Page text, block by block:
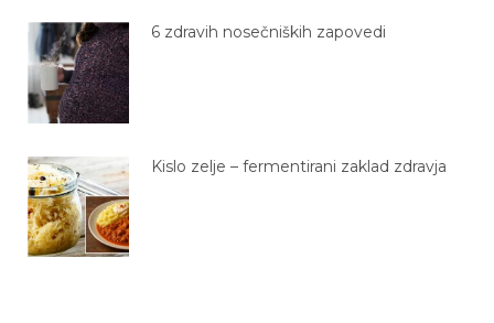
6 zdravih nosečniških zapovedi
Kislo zelje – fermentirani zaklad zdravja